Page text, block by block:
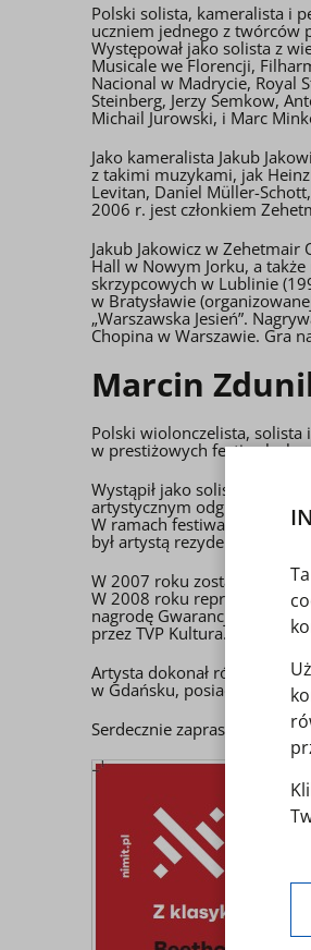
Polski solista, kameralista i
uczniem jednego z twórców
Występował jako solista z
Musicale we Florencji,
Nacional w Madrycie, Royal
Steinberg, Jerzy Semkow,
Michail Jurowski, i Marc
Jako kameralista Jakub
z takimi muzykami, jak
Levitan, Daniel Müller-
2006 r. jest członkiem
Jakub Jakowicz w
Hall w Nowym Jorku, a
skrzypcowych w Lublinie
w Bratysławie
„Warszawska Jesień”.
Chopina w Warszawie. Gra
Marcin
Polski wiolonczelista, solista
w prestiżowych festiwalach
Wystąpił jako solista na
artystycznym odgrywa
W ramach festiwalu
był artystą rezydentem
W 2007 roku został
W 2008 roku reprezentował
nagrodę Gwarancja Kultury
przez TVP Kultura.
Artysta dokonał również
w Gdańsku, posiada
Serdecznie zapraszamy!